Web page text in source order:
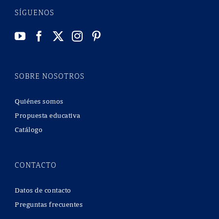
SÍGUENOS
SOBRE NOSOTROS
Quiénes somos
Propuesta educativa
Catálogo
CONTACTO
Datos de contacto
Preguntas frecuentes